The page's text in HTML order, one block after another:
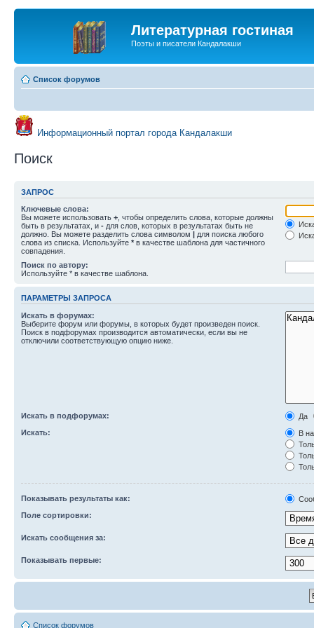
Литературная гостиная
Поэты и писатели Кандалакши
Список форумов
Информационный портал города Кандалакши
Поиск
ЗАПРОС
Ключевые слова:
Вы можете использовать + , чтобы определить слова, которые должны
быть в результатах, и - для слов, которых в результатах быть не
должно. Вы можете разделить слова символом | для поиска любого
слова из списка. Используйте * в качестве шаблона для частичного
совпадения.
Поиск по автору:
Используйте * в качестве шаблона.
ПАРАМЕТРЫ ЗАПРОСА
Искать в форумах:
Выберите форум или форумы, в которых будет произведен поиск.
Поиск в подфорумах производится автоматически, если вы не
отключили соответствующую опцию ниже.
Искать в подфорумах:
Да
Искать:
В
Показывать результаты как:
Поле сортировки:
Искать сообщения за:
Показывать первые:
Список форумов